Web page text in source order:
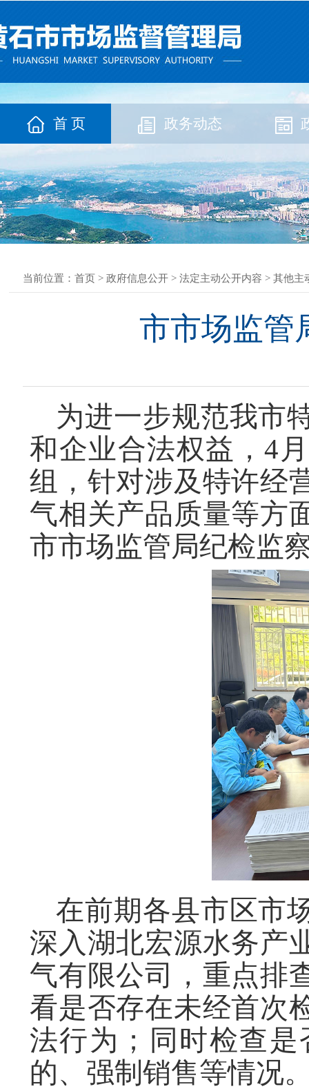
首 页 政务动态
当前位置： 首页 > 政府信息公开 > 法定主动公开内容 > 其他主
市市场监管
为进一步规范我市
和企业合法权益，4
组，针对涉及特许经
气相关产品质量等方
市市场监管局纪检监
在前期各县市区市
深入湖北宏源水务产
气有限公司，重点排
看是否存在未经首次
法行为；同时检查
的、强制销售等情况